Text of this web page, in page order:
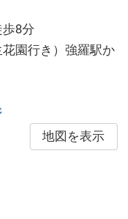
8分
園行き）強羅駅か
地図を表示